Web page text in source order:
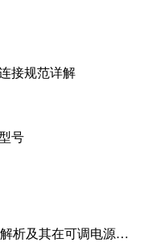
接规范详解
号
析及其在可调电源设